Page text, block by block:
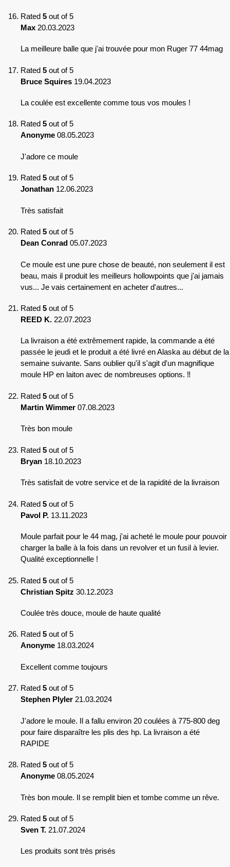
Rated 5 out of 5
Max 20.03.2023
La meilleure balle que j'ai trouvée pour mon Ruger 77 44mag
Rated 5 out of 5
Bruce Squires 19.04.2023
La coulée est excellente comme tous vos moules !
Rated 5 out of 5
Anonyme 08.05.2023
J'adore ce moule
Rated 5 out of 5
Jonathan 12.06.2023
Très satisfait
Rated 5 out of 5
Dean Conrad 05.07.2023
Ce moule est une pure chose de beauté, non seulement il est
beau, mais il produit les meilleurs hollowpoints que j'ai jamais
vus... Je vais certainement en acheter d'autres...
Rated 5 out of 5
REED K. 22.07.2023
La livraison a été extrêmement rapide, la commande a été
passée le jeudi et le produit a été livré en Alaska au début de la
semaine suivante. Sans oublier qu'il s'agit d'un magnifique
moule HP en laiton avec de nombreuses options. ‼️
Rated 5 out of 5
Martin Wimmer 07.08.2023
Très bon moule
Rated 5 out of 5
Bryan 18.10.2023
Très satisfait de votre service et de la rapidité de la livraison
Rated 5 out of 5
Pavol P. 13.11.2023
Moule parfait pour le 44 mag, j'ai acheté le moule pour pouvoir
charger la balle à la fois dans un revolver et un fusil à levier.
Qualité exceptionnelle !
Rated 5 out of 5
Christian Spitz 30.12.2023
Coulée très douce, moule de haute qualité
Rated 5 out of 5
Anonyme 18.03.2024
Excellent comme toujours
Rated 5 out of 5
Stephen Plyler 21.03.2024
J'adore le moule. Il a fallu environ 20 coulées à 775-800 deg
pour faire disparaître les plis des hp. La livraison a été
RAPIDE
Rated 5 out of 5
Anonyme 08.05.2024
Très bon moule. Il se remplit bien et tombe comme un rêve.
Rated 5 out of 5
Sven T. 21.07.2024
Les produits sont très prisés